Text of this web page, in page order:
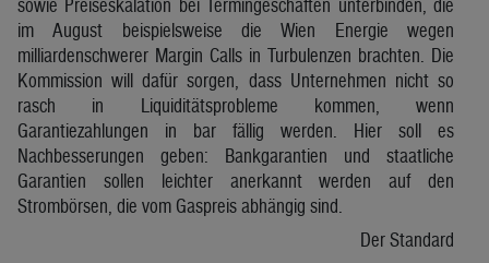
im August beispielsweise die Wien Energie wegen
milliardenschwerer Margin Calls in Turbulenzen brachten. Die
Kommission will dafür sorgen, dass Unternehmen nicht so
rasch in Liquiditätsprobleme kommen, wenn
Garantiezahlungen in bar fällig werden. Hier soll es
Nachbesserungen geben: Bankgarantien und staatliche
Garantien sollen leichter anerkannt werden auf den
Strombörsen, die vom Gaspreis abhängig sind.
Der Standard